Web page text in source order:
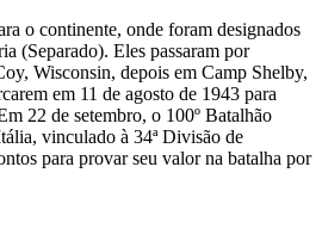
o continente, onde foram designados
(Separado). Eles passaram por
Wisconsin, depois em Camp Shelby,
em 11 de agosto de 1943 para
22 de setembro, o 100º Batalhão
vinculado à 34ª Divisão de
para provar seu valor na batalha por